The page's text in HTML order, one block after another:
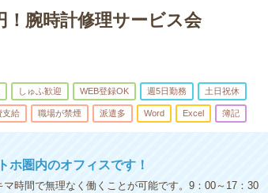
！腕時計修理サービス会
しゅふ歓迎 WEB登録OK 週5日勤務 土日祝休
支給 職場が禁煙 派遣多 Word Excel 簿記
ホ圏内のオフィスです！
時間で無理なく働くことが可能です。9：00～17：30